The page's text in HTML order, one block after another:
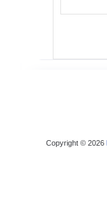
Copyright © 2026